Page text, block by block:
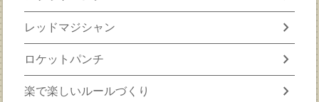
レッドマジシャン chevron_right
ロケットパンチ chevron_right
楽で楽しいルールづくり chevron_right